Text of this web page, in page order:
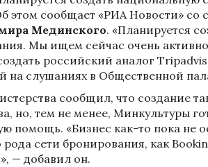
этом сообщает «РИА Новости» со
Мединского. «Планируется
Мы ищем сейчас очень
российский аналог
на слушаниях в Общественной
сообщил, что создание
но, тем не менее, Минкультуры
помощь. «Бизнес как-то пока не
рода сети бронирования, как
— добавил он.